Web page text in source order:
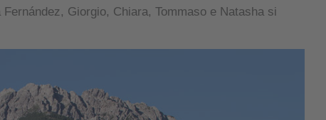
Giorgio, Chiara, Tommaso e Natasha si